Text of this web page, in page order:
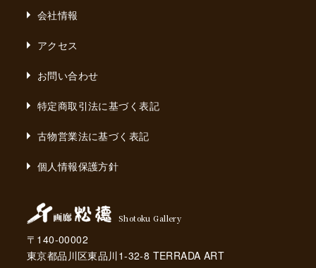
会社情報
アクセス
お問い合わせ
特定商取引法に基づく表記
古物営業法に基づく表記
個人情報保護方針
Shotoku Gallery
〒140-00002
東京都品川区東品川1-32-8 TERRADA ART